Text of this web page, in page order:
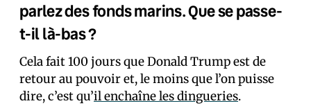
parlez des fonds marins. Que se passe-
t-il là-bas ?
Cela fait 100 jours que Donald Trump est de
retour au pouvoir et, le moins que l’on puisse
dire, c’est qu’il enchaîne les dingueries.